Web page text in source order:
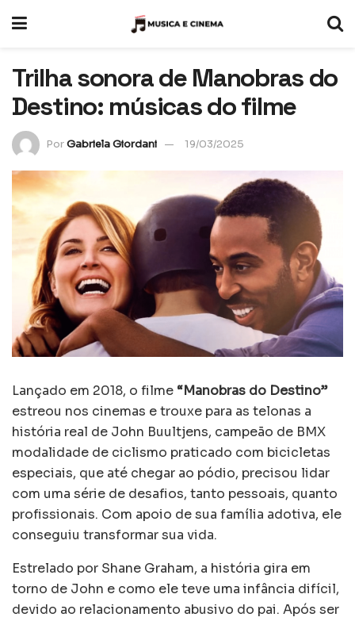
Trilha sonora de Manobras do
Destino: músicas do filme
PorGabriela Giordani 19/03/2025
Lançado em 2018, o filme “Manobras do Destino”
estreou nos cinemas e trouxe para as telonas a
história real de John Buultjens, campeão de BMX
modalidade de ciclismo praticado com bicicletas
especiais, que até chegar ao pódio, precisou lidar
com uma série de desafios, tanto pessoais, quanto
profissionais. Com apoio de sua família adotiva, ele
conseguiu transformar sua vida.
Estrelado por Shane Graham, a história gira em
torno de John e como ele teve uma infância difícil,
devido ao relacionamento abusivo do pai. Após ser